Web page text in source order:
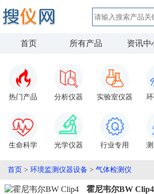
首页 所有产品 资讯中
热门产品 分析仪器 实验室仪器
生命科学 光学仪器 行业专用
首页 > 环境监测仪器设备 > 气体检测仪
霍尼韦尔BW